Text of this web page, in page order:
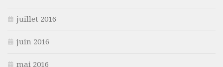
juillet 2016
juin 2016
mai 2016